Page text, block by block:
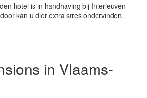
hotel is in handhaving bij Interleuven
kan u dier extra stres ondervinden.
in Vlaams-